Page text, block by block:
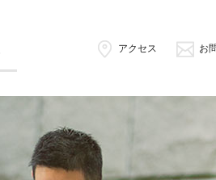
アクセス お